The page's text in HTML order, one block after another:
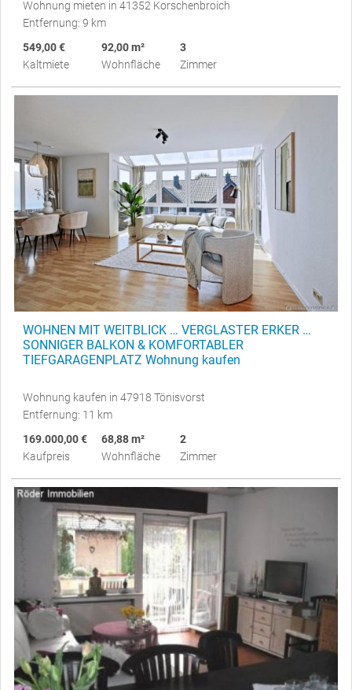
Wohnung mieten in 41352 Korschenbroich
Entfernung: 9 km
549,00 €
Kaltmiete
92,00 m²
Wohnfläche
3
Zimmer
WOHNEN MIT WEITBLICK … VERGLASTER ERKER …
SONNIGER BALKON & KOMFORTABLER
TIEFGARAGENPLATZ Wohnung kaufen
Wohnung kaufen in 47918 Tönisvorst
Entfernung: 11 km
169.000,00 €
Kaufpreis
68,88 m²
Wohnfläche
2
Zimmer